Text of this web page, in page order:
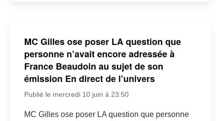
MC Gilles ose poser LA question que
personne n’avait encore adressée à
France Beaudoin au sujet de son
émission En direct de l’univers
Publié le mercredi 10 juin à 23:50
MC Gilles ose poser LA question que personne